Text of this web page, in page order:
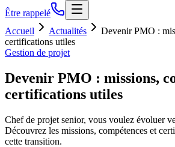
Être rappelé
Accueil
Actualités
Devenir PMO :
certifications utiles
Gestion de projet
Devenir PMO : missions,
certifications utiles
Chef de projet senior, vous voulez évoluer
Découvrez les missions, compétences et
cette transition.